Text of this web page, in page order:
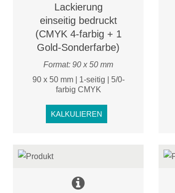
Lackierung
einseitig bedruckt
(CMYK 4-farbig + 1
Gold-Sonderfarbe)
Format: 90 x 50 mm
90 x 50 mm | 1-seitig | 5/0-
farbig CMYK
KALKULIEREN